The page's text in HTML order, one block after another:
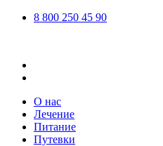
8 800 250 45 90
О нас
Лечение
Питание
Путевки